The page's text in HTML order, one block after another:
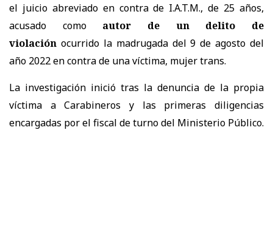
el juicio abreviado en contra de I.A.T.M., de 25 años,
acusado como
autor de un delito de
violación ocurrido la madrugada del 9 de agosto del
año 2022 en contra de una víctima, mujer trans.
La investigación inició tras la denuncia de la propia
víctima a Carabineros y las primeras diligencias
encargadas por el fiscal de turno del Ministerio Público.